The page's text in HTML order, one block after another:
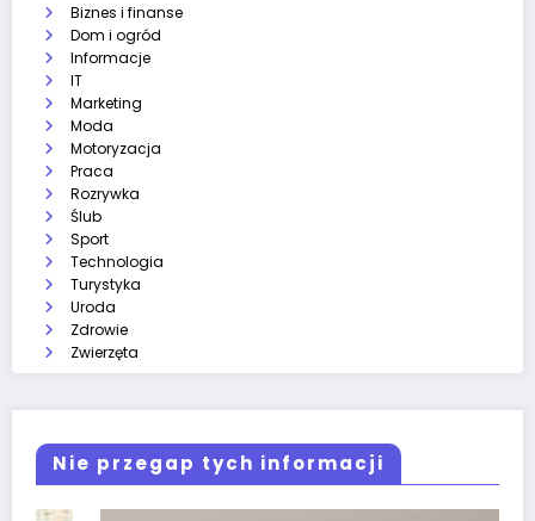
Biznes i finanse
Dom i ogród
Informacje
IT
Marketing
Moda
Motoryzacja
Praca
Rozrywka
Ślub
Sport
Technologia
Turystyka
Uroda
Zdrowie
Zwierzęta
Nie przegap tych informacji